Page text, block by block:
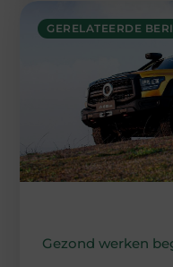
GERELATEERDE
Gezond werken